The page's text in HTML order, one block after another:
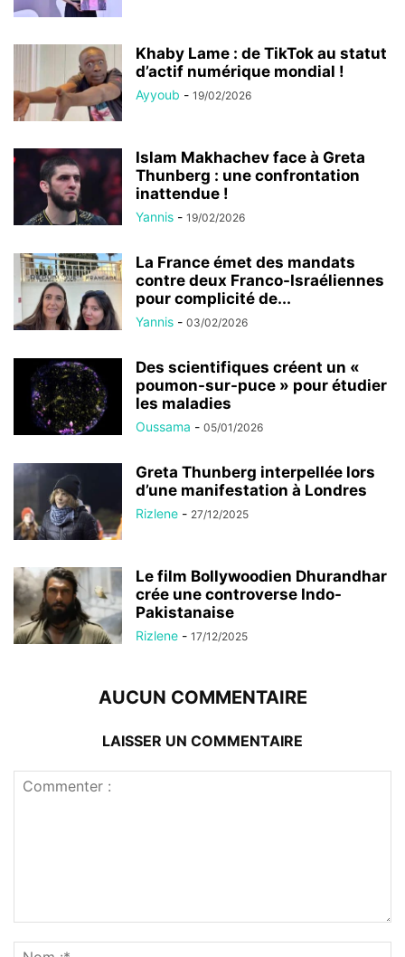
Khaby Lame : de TikTok au statut
d’actif numérique mondial !
Ayyoub - 19/02/2026
Islam Makhachev face à Greta
Thunberg : une confrontation
inattendue !
Yannis - 19/02/2026
La France émet des mandats
contre deux Franco-Israéliennes
pour complicité de...
Yannis - 03/02/2026
Des scientifiques créent un «
poumon-sur-puce » pour étudier
les maladies
Oussama - 05/01/2026
Greta Thunberg interpellée lors
d’une manifestation à Londres
Rizlene - 27/12/2025
Le film Bollywoodien Dhurandhar
crée une controverse Indo-
Pakistanaise
Rizlene - 17/12/2025
AUCUN COMMENTAIRE
LAISSER UN COMMENTAIRE